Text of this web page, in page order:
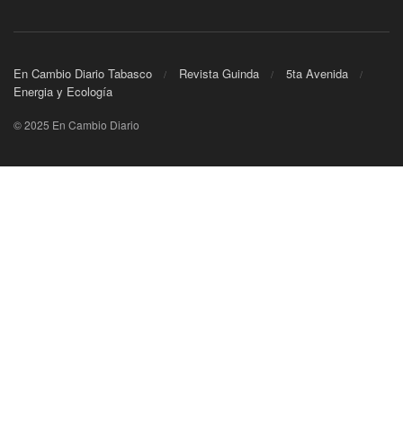
En Cambio Diario Tabasco Revista Guinda
5ta Avenida
Energia y Ecología
© 2025 En Cambio Diario